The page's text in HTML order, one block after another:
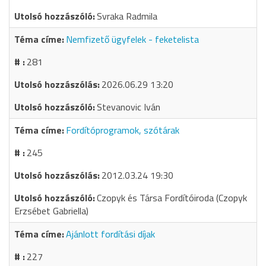
Svraka Radmila
Nemfizető ügyfelek - feketelista
281
2026.06.29 13:20
Stevanovic Iván
Fordítóprogramok, szótárak
245
2012.03.24 19:30
Czopyk és Társa Fordítóiroda (Czopyk
Erzsébet Gabriella)
Ajánlott fordítási díjak
227